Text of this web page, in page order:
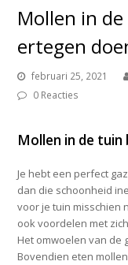
Mollen in
ertegen
februari 25, 2021
0 Reacties
Mollen in de
Je hebt een perfect
dan die schoonheid
voor je tuin misschien
ook voordelen met
Het omwoelen van de
Bovendien eten